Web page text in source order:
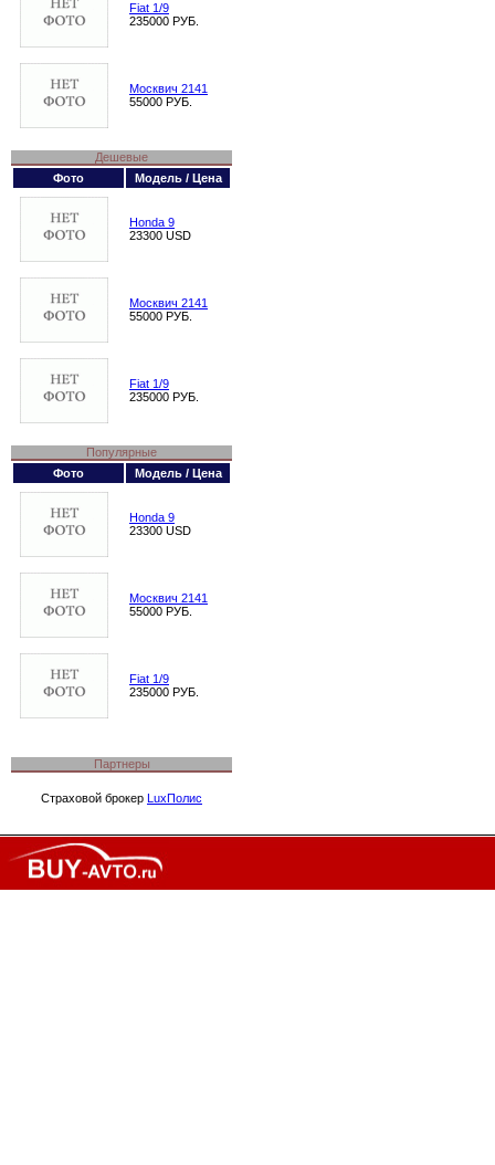
Fiat 1/9
235000 РУБ.
Москвич 2141
55000 РУБ.
Дешевые
Фото
Модель / Цена
Honda 9
23300 USD
Москвич 2141
55000 РУБ.
Fiat 1/9
235000 РУБ.
Популярные
Фото
Модель / Цена
Honda 9
23300 USD
Москвич 2141
55000 РУБ.
Fiat 1/9
235000 РУБ.
Партнеры
Страховой брокер LuxПолис